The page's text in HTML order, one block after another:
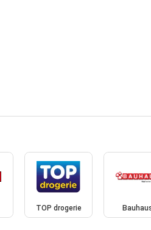
TOP drogerie